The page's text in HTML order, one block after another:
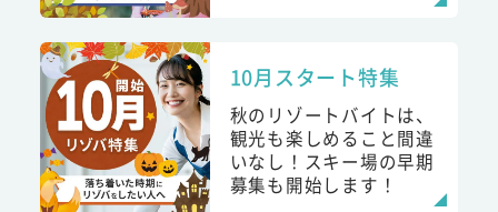
10月スタート特集
秋のリゾートバイトは、
観光も楽しめること間違
いなし！スキー場の早期
募集も開始します！